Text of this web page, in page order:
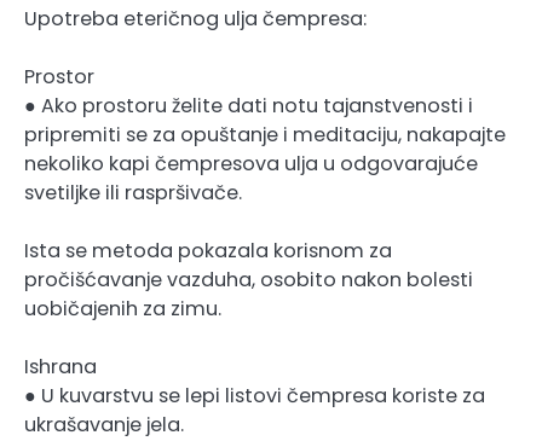
Upotreba eteričnog ulja čempresa:
Prostor
● Ako prostoru želite dati notu tajanstvenosti i
pripremiti se za opuštanje i meditaciju, nakapajte
nekoliko kapi čempresova ulja u odgovarajuće
svetiljke ili raspršivače.
Ista se metoda pokazala korisnom za
pročišćavanje vazduha, osobito nakon bolesti
uobičajenih za zimu.
Ishrana
● U kuvarstvu se lepi listovi čempresa koriste za
ukrašavanje jela.